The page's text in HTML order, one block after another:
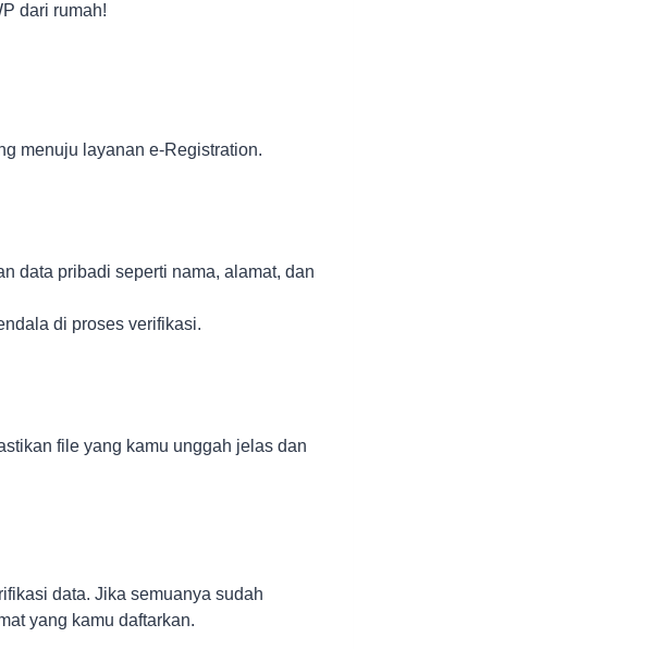
dari rumah!
menuju layanan e-Registration.
data pribadi seperti nama, alamat, dan
di proses verifikasi.
file yang kamu unggah jelas dan
data. Jika semuanya sudah
yang kamu daftarkan.